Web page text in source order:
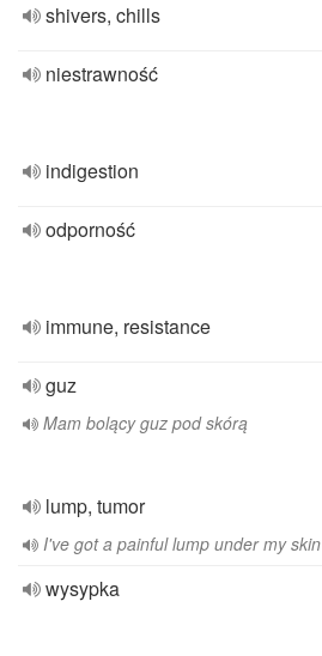
shivers, chills
niestrawność
indigestion
odporność
immune, resistance
guz
Mam bolący guz pod skórą
lump, tumor
I've got a painful lump under my skin
wysypka